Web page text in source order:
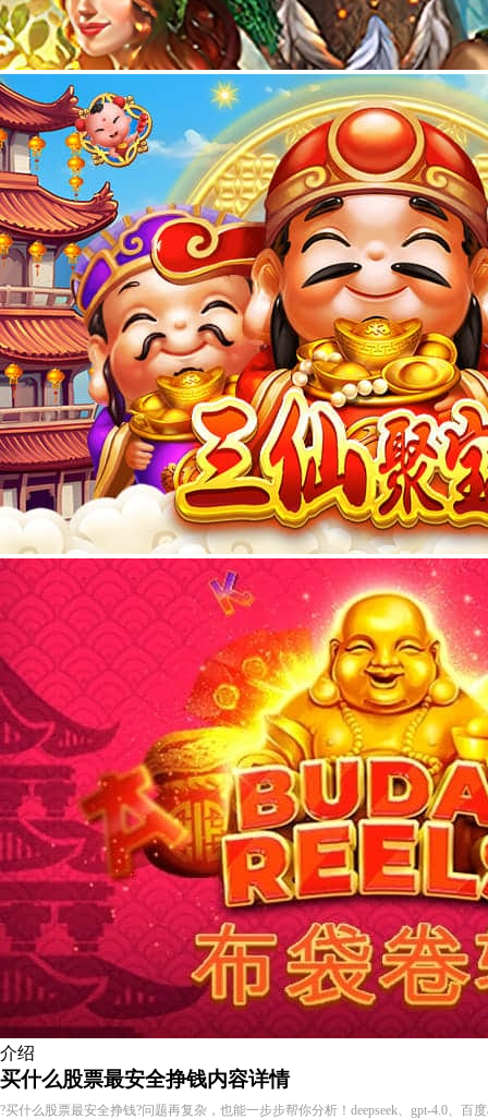
介绍
买什么股票最安全挣钱内容详情
?买什么股票最安全挣钱?问题再复杂，也能一步步帮你分析！deepseek、gpt-4.0、百